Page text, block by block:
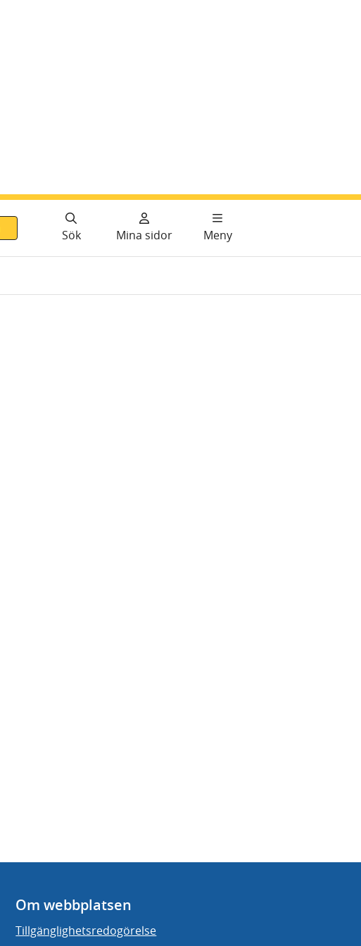
Sök Mina sidor Meny
Om webbplatsen
Tillgänglighetsredogörelse